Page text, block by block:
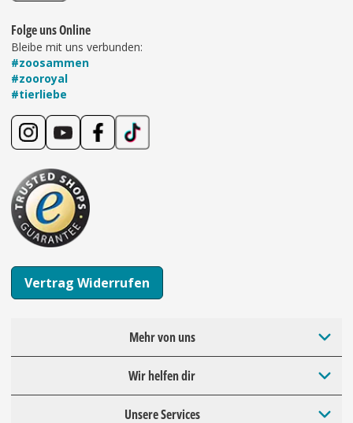
Folge uns Online
Bleibe mit uns verbunden:
#zoosammen
#zooroyal
#tierliebe
Vertrag Widerrufen
Mehr von uns
Wir helfen dir
Unsere Services